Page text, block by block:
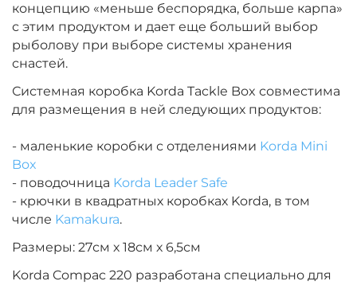
концепцию «меньше беспорядка, больше карпа»
с этим продуктом и дает еще больший выбор
рыболову при выборе системы хранения
снастей.
Системная коробка Korda Tackle Box совместима
для размещения в ней следующих продуктов:
- маленькие коробки с отделениями Korda Mini
Box
- поводочница Korda Leader Safe
- крючки в квадратных коробках Korda, в том
числе Kamakura.
Размеры: 27см х 18см х 6,5см
Korda Compac 220 разработана специально для